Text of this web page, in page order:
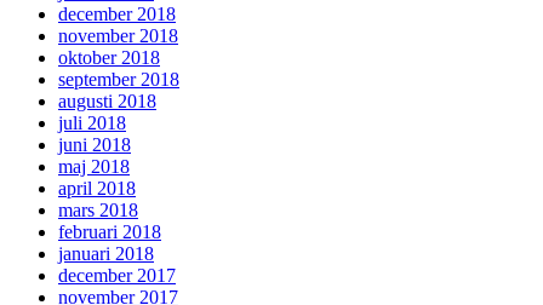
december 2018
november 2018
oktober 2018
september 2018
augusti 2018
juli 2018
juni 2018
maj 2018
april 2018
mars 2018
februari 2018
januari 2018
december 2017
november 2017